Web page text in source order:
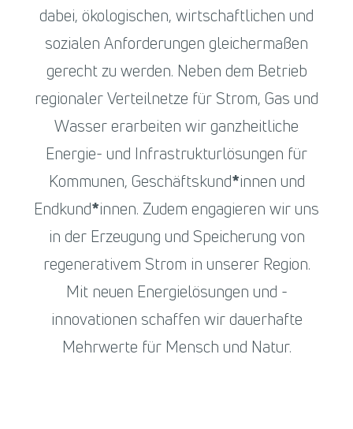
dabei, ökologischen, wirtschaftlichen und
sozialen Anforderungen gleichermaßen
gerecht zu werden. Neben dem Betrieb
regionaler Verteilnetze für Strom, Gas und
Wasser erarbeiten wir ganzheitliche
Energie- und Infrastrukturlösungen für
Kommunen, Geschäftskund*innen und
Endkund*innen. Zudem engagieren wir uns
in der Erzeugung und Speicherung von
regenerativem Strom in unserer Region.
Mit neuen Energielösungen und -
innovationen schaffen wir dauerhafte
Mehrwerte für Mensch und Natur.